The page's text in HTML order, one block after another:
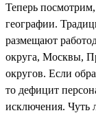
Теперь
географии.
размещают
округа, Москвы,
округов. Если
то дефицит
исключения. Чуть